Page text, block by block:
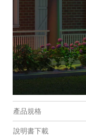
產品規格
說明書下載